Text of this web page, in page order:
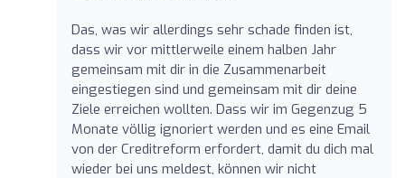
Das, was wir allerdings sehr schade finden ist,
dass wir vor mittlerweile einem halben Jahr
gemeinsam mit dir in die Zusammenarbeit
eingestiegen sind und gemeinsam mit dir deine
Ziele erreichen wollten. Dass wir im Gegenzug 5
Monate völlig ignoriert werden und es eine Email
von der Creditreform erfordert, damit du dich mal
wieder bei uns meldest, können wir nicht